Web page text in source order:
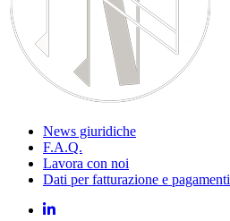
News giuridiche
F.A.Q.
Lavora con noi
Dati per fatturazione e pagamenti